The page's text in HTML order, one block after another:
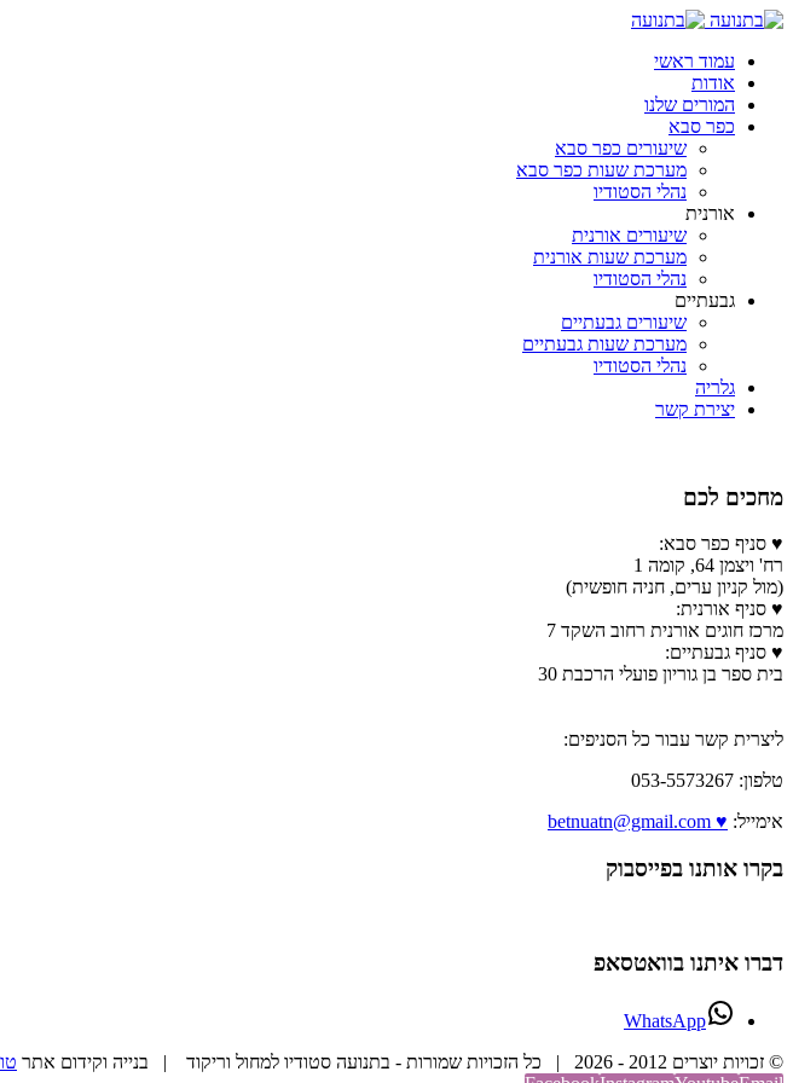
עמוד ראשי
אודות
המורים שלנו
כפר סבא
שיעורים כפר סבא
מערכת שעות כפר סבא
נהלי הסטודיו
אורנית
שיעורים אורנית
מערכת שעות אורנית
נהלי הסטודיו
גבעתיים
שיעורים גבעתיים
מערכת שעות גבעתיים
נהלי הסטודיו
גלריה
יצירת קשר
מחכים לכם
♥ סניף כפר סבא:
רח' ויצמן 64, קומה 1
(מול קניון ערים, חניה חופשית)
♥ סניף אורנית:
מרכז חוגים אורנית רחוב השקד 7
♥ סניף גבעתיים:
בית ספר בן גוריון פועלי הרכבת 30
ליצרית קשר עבור כל הסניפים:
טלפון: 053-5573267
אימייל: ♥ betnuatn@gmail.com
בקרו אותנו בפייסבוק
דברו איתנו בוואטסאפ
WhatsApp
© זכויות יוצרים 2012 -
2026 | כל הזכויות שמורות - בתנועה סטודיו למחול וריקוד | בנייה וקידום אתר